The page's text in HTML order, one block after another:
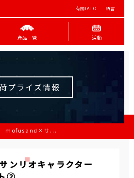
有關TAITO 語言
產品一覽 活動
プライズ情報
mofusand×サ...
リオキャラクター